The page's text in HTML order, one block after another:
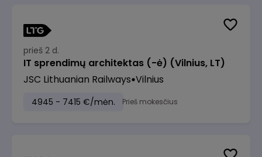
prieš 2 d.
IT sprendimų architektas (-ė) (Vilnius, LT)
JSC Lithuanian Railways Vilnius
4945 - 7415 €/mėn. Prieš mokesčius